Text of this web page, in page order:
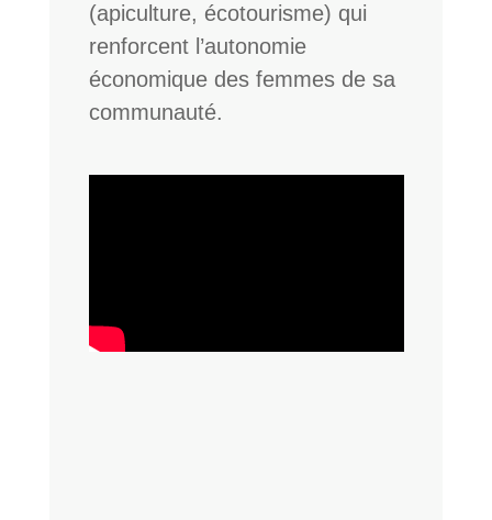
(apiculture, écotourisme) qui
renforcent l’autonomie
économique des femmes de sa
communauté.